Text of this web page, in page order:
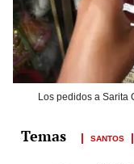
Los pedidos a Sarita
SANTOS